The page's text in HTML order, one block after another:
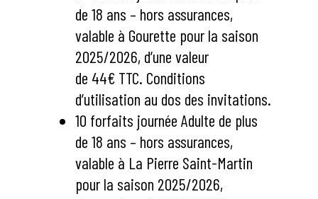
de 18 ans – hors assurances,
valable à Gourette pour la saison
2025/2026, d’une valeur
de 44€ TTC. Conditions
d’utilisation au dos des invitations.
10 forfaits journée Adulte de plus
de 18 ans – hors assurances,
valable à La Pierre Saint-Martin
pour la saison 2025/2026,